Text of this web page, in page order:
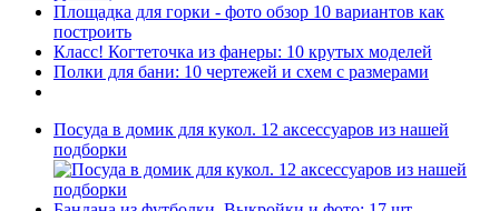
Площадка для горки - фото обзор 10 вариантов как
построить
Класс! Когтеточка из фанеры: 10 крутых моделей
Полки для бани: 10 чертежей и схем с размерами
Посуда в домик для кукол. 12 аксессуаров из нашей
подборки